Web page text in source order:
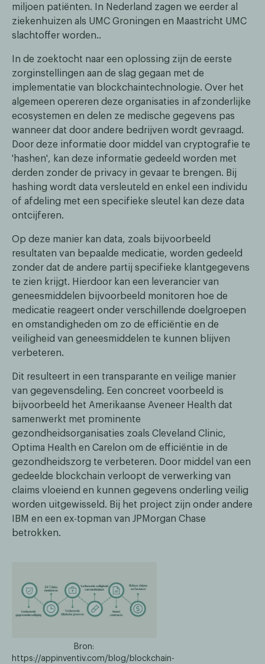
miljoen patiënten. In Nederland zagen we eerder al
ziekenhuizen als UMC Groningen en Maastricht UMC
slachtoffer worden..
In de zoektocht naar een oplossing zijn de eerste
zorginstellingen aan de slag gegaan met de
implementatie van blockchaintechnologie. Over het
algemeen opereren deze organisaties in afzonderlijke
ecosystemen en delen ze medische gegevens pas
wanneer dat door andere bedrijven wordt gevraagd.
Door deze informatie door middel van cryptografie te
'hashen', kan deze informatie gedeeld worden met
derden zonder de privacy in gevaar te brengen. Bij
hashing wordt data versleuteld en enkel een individu
of afdeling met een specifieke sleutel kan deze data
ontcijferen.
Op deze manier kan data, zoals bijvoorbeeld
resultaten van bepaalde medicatie, worden gedeeld
zonder dat de andere partij specifieke klantgegevens
te zien krijgt. Hierdoor kan een leverancier van
geneesmiddelen bijvoorbeeld monitoren hoe de
medicatie reageert onder verschillende doelgroepen
en omstandigheden om zo de efficiëntie en de
veiligheid van geneesmiddelen te kunnen blijven
verbeteren.
Dit resulteert in een transparante en veilige manier
van gegevensdeling. Een concreet voorbeeld is
bijvoorbeeld het Amerikaanse Aveneer Health dat
samenwerkt met prominente
gezondheidsorganisaties zoals Cleveland Clinic,
Optima Health en Carelon om de efficiëntie in de
gezondheidszorg te verbeteren. Door middel van een
gedeelde blockchain verloopt de verwerking van
claims vloeiend en kunnen gegevens onderling veilig
worden uitgewisseld. Bij het project zijn onder andere
IBM en een ex-topman van JPMorgan Chase
betrokken.
Bron:
https://appinventiv.com/blog/blockchain-